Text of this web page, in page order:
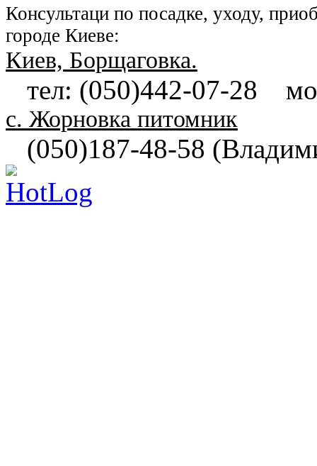
Консультаци по посадке, уходу,
городе Киеве:
Киев, Борщаговка.
тел: (050)442-07-28
с. Жорновка питомник
(050)187-48-58